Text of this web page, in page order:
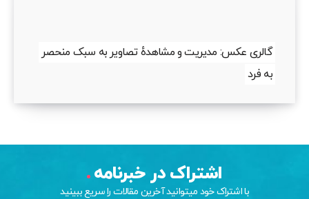
گالری عکس: مدیریت و مشاهدهٔ تصاویر به سبک منحصر
به فرد
اشتراک در خبرنامه
با اشتراک خود میتوانید آخرین مقالات را سریع ببینید